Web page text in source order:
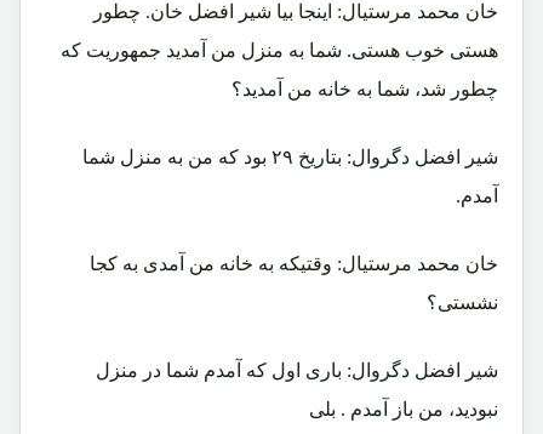
خان محمد مرستیال: اینجا بیا شیر افضل خان. چطور
هستی خوب هستی. شما به منزل من آمدید جمهوریت که
چطور شد، شما به خانه من آمدید؟
شیر افضل دگروال: بتاریخ ۲۹ بود که من به منزل شما
آمدم.
خان محمد مرستیال: وقتیکه به خانه من آمدی به کجا
نشستی؟
شیر افضل دگروال: باری اول که آمدم شما در منزل
نبودید، من باز آمدم . بلی